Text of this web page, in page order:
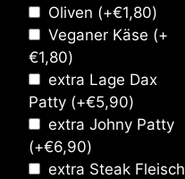
Oliven (+€1,80)
Veganer Käse (+
€1,80)
extra Lage Dax
Patty (+€5,90)
extra Johny Patty
(+€6,90)
extra Steak Fleisch